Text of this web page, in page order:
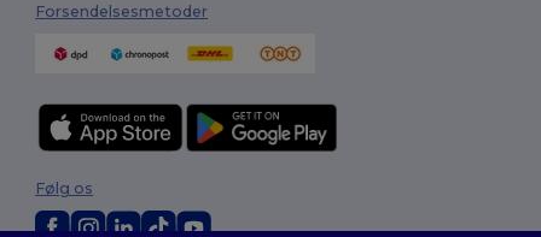
Forsendelsesmetoder
Følg os